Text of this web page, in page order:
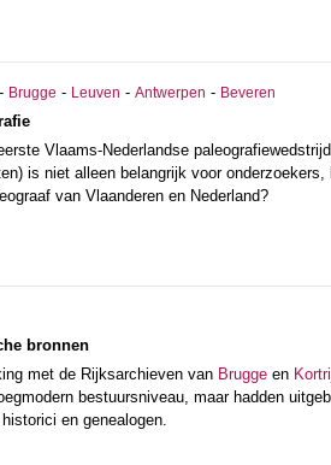
- Brugge - Leuven - Antwerpen - Beveren
Vlaams-Nederlandse
is niet alleen belangrijk voor
van Vlaanderen en Nederland?
bronnen
met de Rijksarchieven van Brugge en
bestuursniveau, maar hadden
en genealogen.